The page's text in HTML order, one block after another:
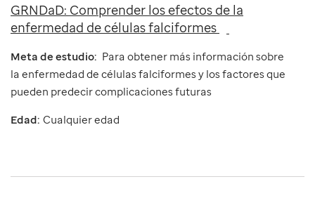
GRNDaD: Comprender los efectos de la
enfermedad de células falciformes
Meta de estudio: Para obtener más información sobre
la enfermedad de células falciformes y los factores que
pueden predecir complicaciones futuras
Edad: Cualquier edad